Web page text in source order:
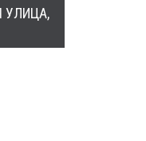
УЛИЦА,